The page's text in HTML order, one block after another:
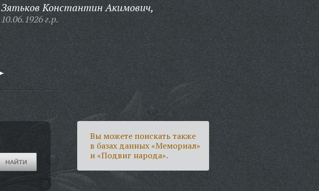
Зятьков Константин Акимович,
10.06.1926 г.р.
Вы можете поискать также
в базах данных «Мемориал»
и «Подвиг народа».